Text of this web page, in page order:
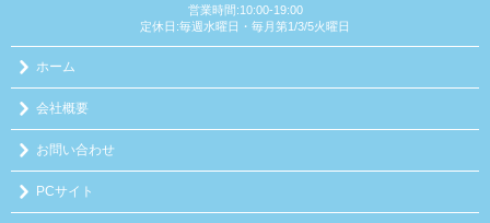
営業時間:10:00-19:00
定休日:毎週水曜日・毎月第1/3/5火曜日
ホーム
会社概要
お問い合わせ
PCサイト